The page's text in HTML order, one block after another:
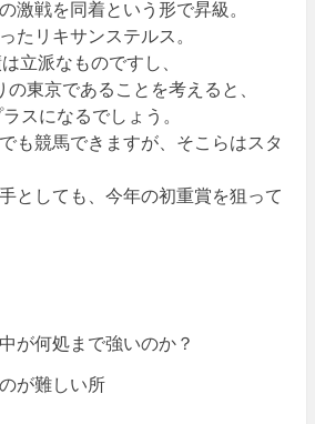
激戦を同着という形で昇級。
たリキサンステルス。
立派なものですし、
東京であることを考えると、
スになるでしょう。
も競馬できますが、そこらはスタ
としても、今年の初重賞を狙って
が何処まで強いのか？
が難しい所